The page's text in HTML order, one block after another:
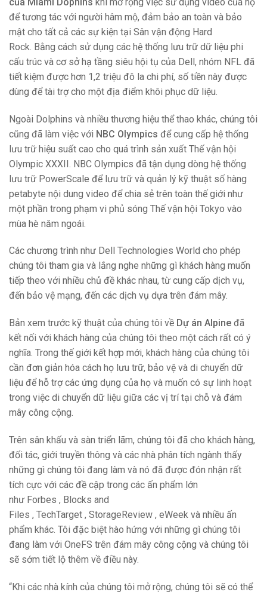
để tương tác với người hâm mộ, đảm bảo an toàn và bảo
mật cho tất cả các sự kiện tại Sân vận động Hard
Rock. Bằng cách sử dụng các hệ thống lưu trữ dữ liệu phi
cấu trúc và cơ sở hạ tầng siêu hội tụ của Dell, nhóm NFL đã
tiết kiệm được hơn 1,2 triệu đô la chi phí, số tiền này được
dùng để tài trợ cho một địa điểm khôi phục dữ liệu.
Ngoài Dolphins và nhiều thương hiệu thể thao khác, chúng tôi
cũng đã làm việc với NBC Olympics để cung cấp hệ thống
lưu trữ hiệu suất cao cho quá trình sản xuất Thế vận hội
Olympic XXXII. NBC Olympics đã tận dụng dòng hệ thống
lưu trữ PowerScale để lưu trữ và quản lý kỹ thuật số hàng
petabyte nội dung video để chia sẻ trên toàn thế giới như
một phần trong phạm vi phủ sóng Thế vận hội Tokyo vào
mùa hè năm ngoái.
Các chương trình như Dell Technologies World cho phép
chúng tôi tham gia và lắng nghe những gì khách hàng muốn
tiếp theo với nhiều chủ đề khác nhau, từ cung cấp dịch vụ,
đến bảo vệ mạng, đến các dịch vụ dựa trên đám mây.
Bản xem trước kỹ thuật của chúng tôi về Dự án Alpine đã
kết nối với khách hàng của chúng tôi theo một cách rất có ý
nghĩa. Trong thế giới kết hợp mới, khách hàng của chúng tôi
cần đơn giản hóa cách họ lưu trữ, bảo vệ và di chuyển dữ
liệu để hỗ trợ các ứng dụng của họ và muốn có sự linh hoạt
trong việc di chuyển dữ liệu giữa các vị trí tại chỗ và đám
mây công cộng.
Trên sân khấu và sàn triển lãm, chúng tôi đã cho khách hàng,
đối tác, giới truyền thông và các nhà phân tích ngành thấy
những gì chúng tôi đang làm và nó đã được đón nhận rất
tích cực với các đề cập trong các ấn phẩm lớn
như Forbes , Blocks and
Files , TechTarget , StorageReview , eWeek và nhiều ấn
phẩm khác. Tôi đặc biệt hào hứng với những gì chúng tôi
đang làm với OneFS trên đám mây công cộng và chúng tôi
sẽ sớm tiết lộ thêm về điều này.
“Khi các nhà kính của chúng tôi mở rộng, chúng tôi sẽ có thể